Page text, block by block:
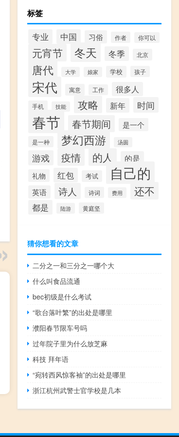
标签
专业 中国 习俗 作者 你可以
元宵节 冬天 冬季 北京
唐代 大学 娘家 学校 孩子
宋代 寓意 工作 很多人
手机 技能 攻略 新年 时间
春节 春节期间 是一个
是一种 梦幻西游 汤圆
游戏 疫情 的人 的是
礼物 红包 考试 自己的
英语 诗人 诗词 费用 还不
都是 陆游 黄庭坚
猜你想看的文章
二分之一和三分之一哪个大
什么叫食品流通
bec初级是什么考试
“歌台落叶繁”的出处是哪里
濮阳春节限车号吗
过年院子里为什么放芝麻
科技 拜年语
“宛转西风惊客袖”的出处是哪里
浙江杭州武警士官学校是几本